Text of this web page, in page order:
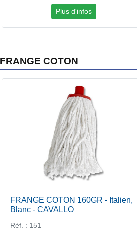
Plus d'infos
FRANGE COTON
FRANGE COTON 160GR - Italien,
Blanc - CAVALLO
Réf. : 151